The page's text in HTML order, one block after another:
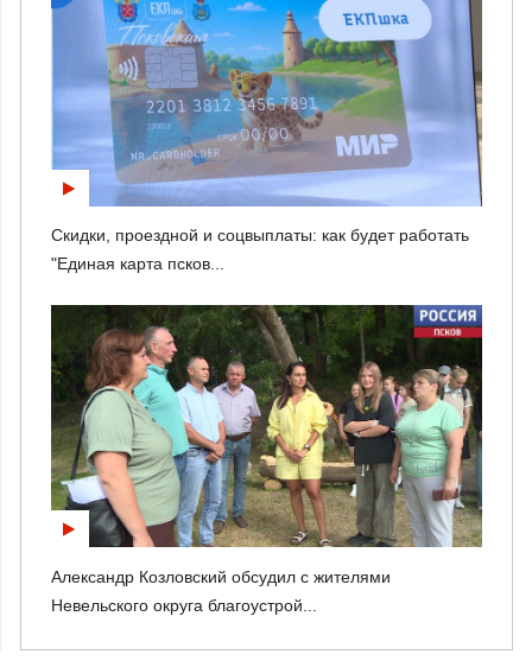
Скидки, проездной и соцвыплаты: как будет работать
"Единая карта псков...
Александр Козловский обсудил с жителями
Невельского округа благоустрой...